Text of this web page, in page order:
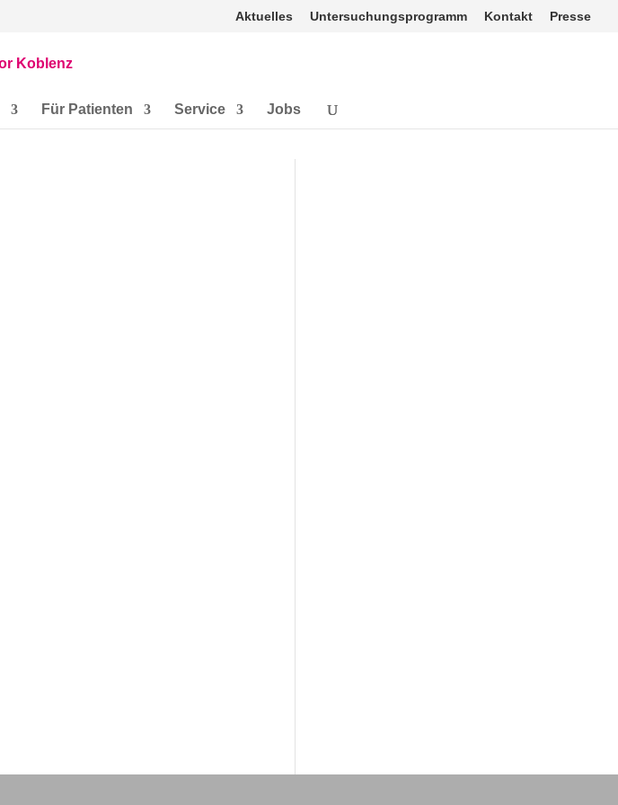
Aktuelles Untersuchungsprogramm Kontakt Presse
Für Patienten Service Jobs